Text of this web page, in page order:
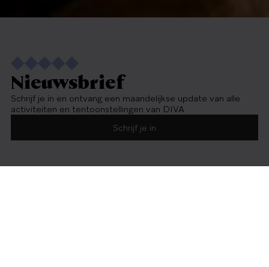
Nieuwsbrief
Schrijf je in en ontvang een maandelijkse update van alle
activiteiten en tentoonstellingen van DIVA
Schrijf je in